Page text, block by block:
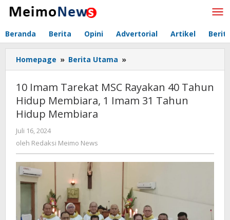
Lewati
Beranda Berita Opini Advertorial Artikel
Homepage » Berita Utama »
Imam
Tarekat
MSC
Rayakan
1
Tahun
Hidup
Membiara
10 Imam Tarekat MSC Rayakan 40 Tahun
Hidup Membiara, 1 Imam 31 Tahun
Hidup Membiara
Juli 16, 2024
Redaksi
News
oleh Redaksi Meimo News